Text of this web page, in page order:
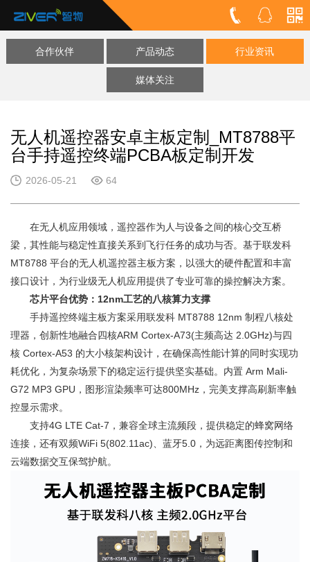
合作伙伴 产品动态 行业资讯
媒体关注
无人机遥控器安卓主板定制_MT8788平
台手持遥控终端PCBA板定制开发
2026-05-21 64
在无人机应用领域，遥控器作为人与设备之间的核心交互桥
梁，其性能与稳定性直接关系到飞行任务的成功与否。基于联发科
MT8788 平台的无人机遥控器主板方案，以强大的硬件配置和丰富
接口设计，为行业级无人机应用提供了专业可靠的操控解决方案。
芯片平台优势：12nm工艺的八核算力支撑
手持遥控终端主板方案采用联发科 MT8788 12nm 制程八核处
理器，创新性地融合四核ARM Cortex-A73(主频高达 2.0GHz)与四
核 Cortex-A53 的大小核架构设计，在确保高性能计算的同时实现功
耗优化，为复杂场景下的稳定运行提供坚实基础。内置 Arm Mali-
G72 MP3 GPU，图形渲染频率可达800MHz，完美支撑高刷新率触
控显示需求。
支持4G LTE Cat-7，兼容全球主流频段，提供稳定的蜂窝网络
连接，还有双频WiFi 5(802.11ac)、蓝牙5.0，为远距离图传控制和
云端数据交互保驾护航。